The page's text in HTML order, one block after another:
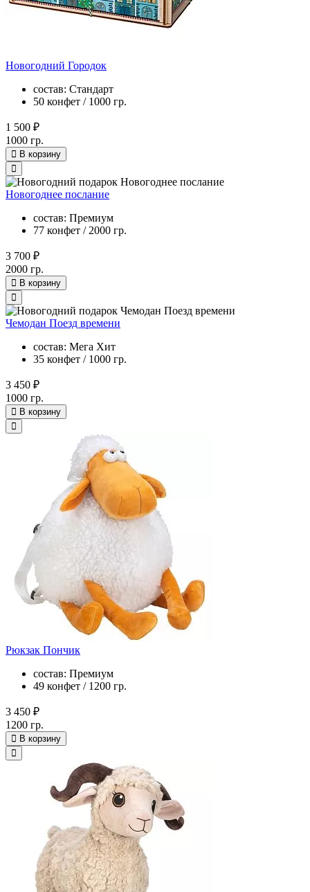
Новогодний Городок
состав: Стандарт
50 конфет / 1000 гр.
1 500 ₽
1000 гр.
В корзину
Новогоднее послание
состав: Премиум
77 конфет / 2000 гр.
3 700 ₽
2000 гр.
В корзину
Чемодан Поезд времени
состав: Мега Хит
35 конфет / 1000 гр.
3 450 ₽
1000 гр.
В корзину
Рюкзак Пончик
состав: Премиум
49 конфет / 1200 гр.
3 450 ₽
1200 гр.
В корзину